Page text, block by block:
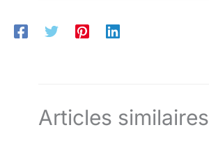
Articles similaires